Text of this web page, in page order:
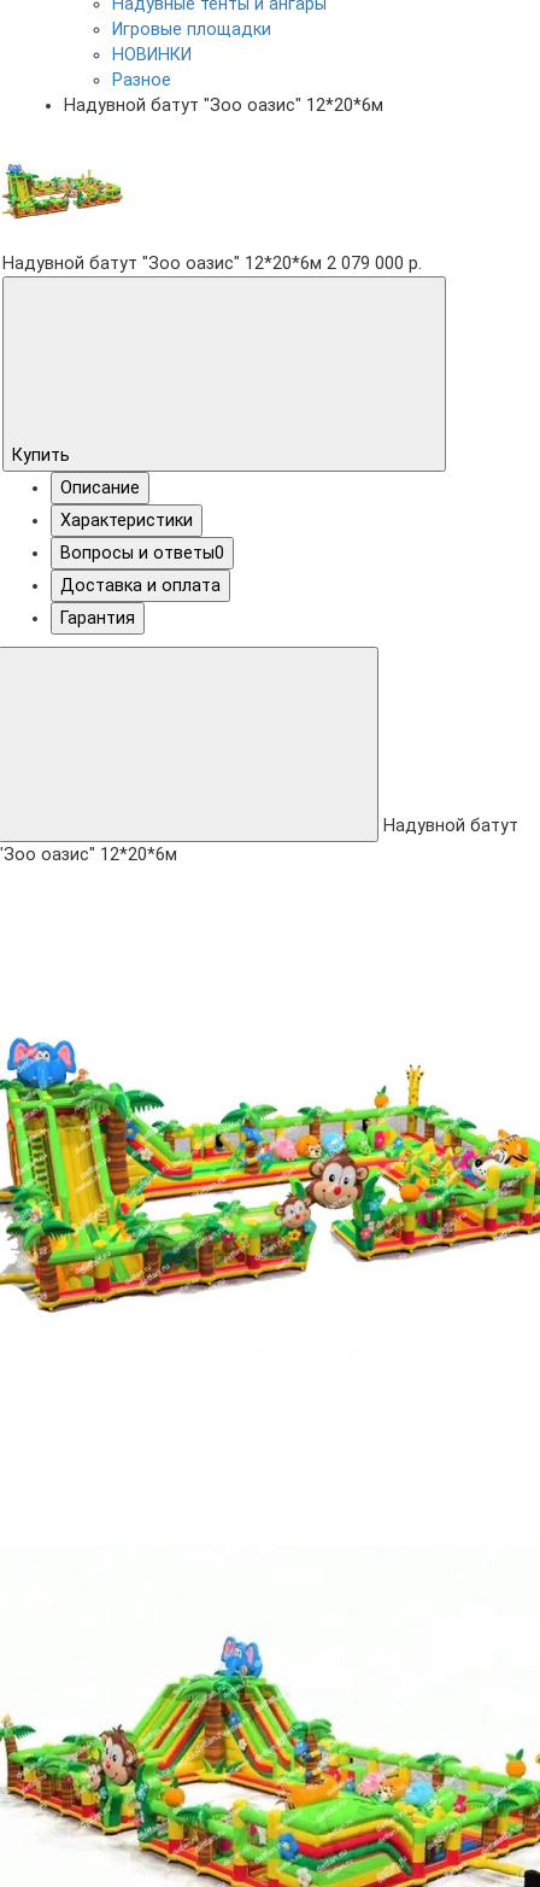
Надувные тенты и ангары
Игровые площадки
НОВИНКИ
Разное
Надувной батут "Зоо оазис" 12*20*6м
Надувной батут "Зоо оазис" 12*20*6м 2 079 000 р.
Купить
Описание
Характеристики
Вопросы и ответы0
Доставка и оплата
Гарантия
Надувной батут
оазис" 12*20*6м